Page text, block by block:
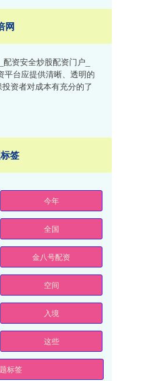
网
资安全炒股配资门户_
平台应提供清晰、透明的
资者对成本有充分的了
签
今年
全国
金八号配资
空间
入境
这些
标签